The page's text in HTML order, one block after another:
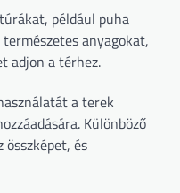
például puha
anyagokat,
adjon a térhez.
a terek
Különböző
és